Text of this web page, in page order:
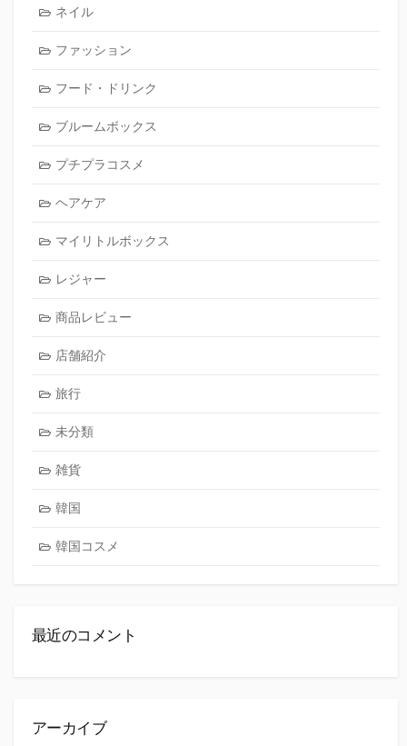
ネイル
ファッション
フード・ドリンク
ブルームボックス
プチプラコスメ
ヘアケア
マイリトルボックス
レジャー
商品レビュー
店舗紹介
旅行
未分類
雑貨
韓国
韓国コスメ
最近のコメント
アーカイブ